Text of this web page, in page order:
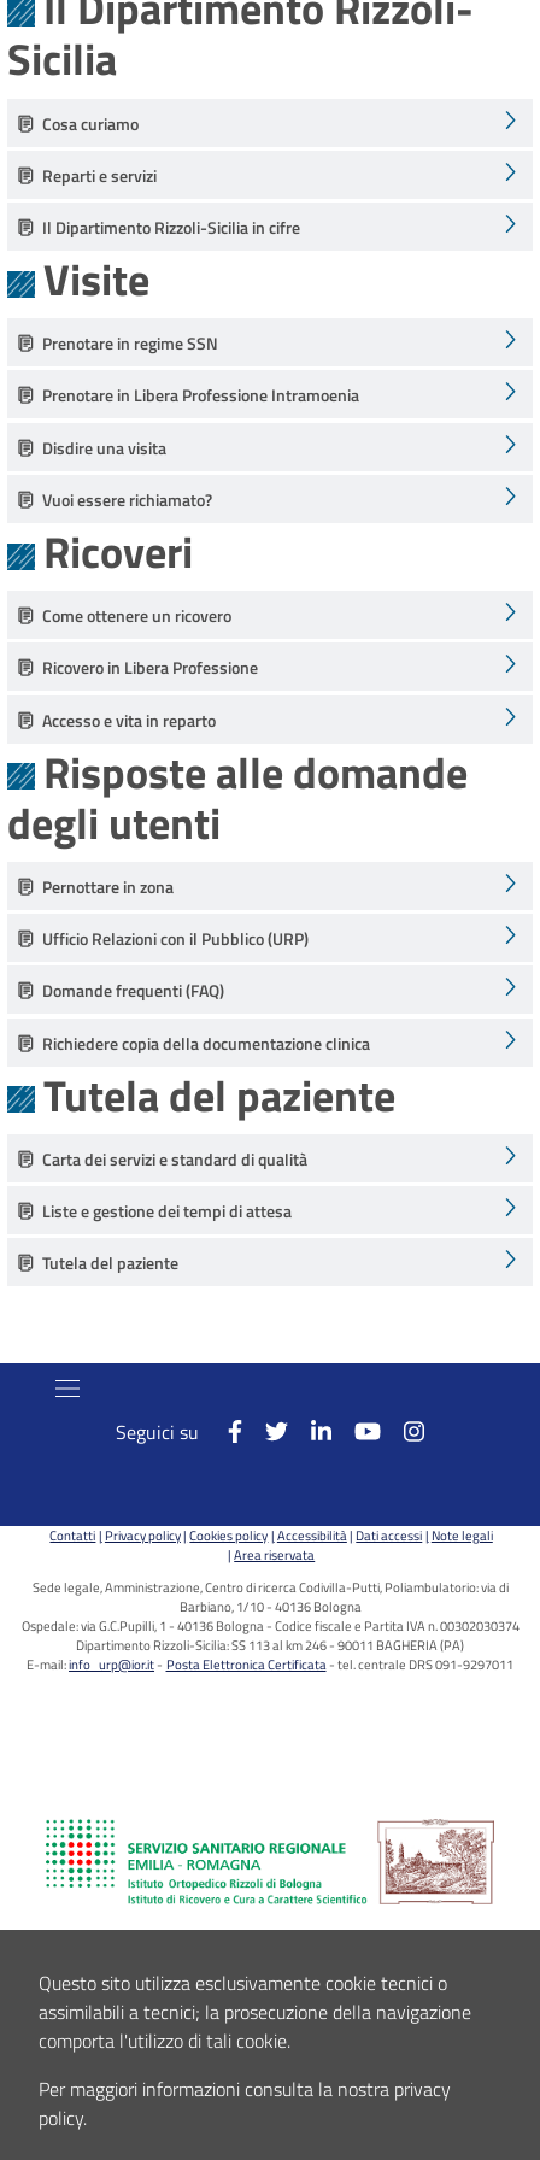
Sicilia
Cosa curiamo
Reparti e servizi
Il Dipartimento Rizzoli-Sicilia in cifre
Visite
Prenotare in regime SSN
Prenotare in Libera Professione Intramoenia
Disdire una visita
Vuoi essere richiamato?
Ricoveri
Come ottenere un ricovero
Ricovero in Libera Professione
Accesso e vita in reparto
Risposte alle domande
degli utenti
Pernottare in zona
Ufficio Relazioni con il Pubblico (URP)
Domande frequenti (FAQ)
Richiedere copia della documentazione clinica
Tutela del paziente
Carta dei servizi e standard di qualità
Liste e gestione dei tempi di attesa
Tutela del paziente
Seguici su
Contatti Privacy policy Cookies policy Accessibilità Dati accessi Note legali
Area riservata
Sede legale, Amministrazione, Centro di ricerca Codivilla-Putti, Poliambulatorio: via di
Barbiano, 1/10 - 40136 Bologna
Ospedale: via G.C.Pupilli, 1 - 40136 Bologna - Codice fiscale e Partita IVA n. 00302030374
Dipartimento Rizzoli-Sicilia: SS 113 al km 246 - 90011 BAGHERIA (PA)
E-mail:info_urp@ior.it Posta Elettronica Certificata tel. centrale DRS 091-9297011
Questo sito utilizza esclusivamente cookie tecnici o
assimilabili a tecnici; la prosecuzione della navigazione
comporta l'utilizzo di tali cookie.
Per maggiori informazioni consulta la nostra privacy
policy.